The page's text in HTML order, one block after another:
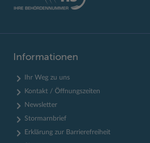
Informationen
Ihr Weg zu uns
Kontakt / Öffnungszeiten
Newsletter
Stormarnbrief
Erklärung zur Barrierefreiheit